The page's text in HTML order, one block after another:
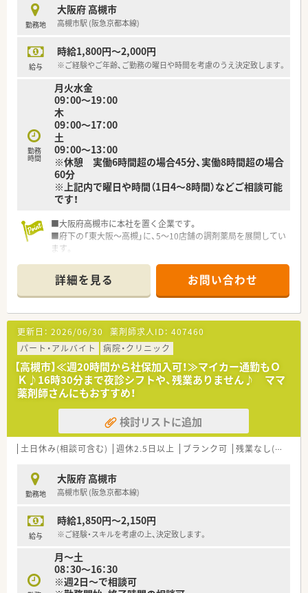
勤務地
大阪府 高槻市
高槻市駅 (阪急京都本線)
給与
時給1,800円～2,000円
※ご経験やご年齢、ご勤務の曜日や時間を考慮のうえ決定致します。
勤務
時間
月火水金
09：00～19：00
木
09：00～17：00
土
09：00～13：00
※休憩 実働6時間超の場合45分、実働8時間超の場合
60分
※上記内で曜日や時間（1日4～8時間）などご相談可能
です！
■大阪府高槻市に本社を置く企業です。
■府下の「東大阪～高槻」に、5～10店舗の調剤薬局を展開してい
ます。
詳細を見る お問い合わせ
更新日： 2026/06/30 薬剤師求人ID： 407460
パート・アルバイト
病院・クリニック
【高槻市】≪週20時間から社保加入可！≫マイカー通勤もＯ
Ｋ♪16時30分まで夜診シフトや、残業ありません♪ ママ
薬剤師さんにもおすすめ！
検討リストに追加
土日休み(相談可含む) 週休2.5日以上 ブランク可 残業なし(ほぼなし含む)
勤務地
大阪府 高槻市
高槻市駅 (阪急京都本線)
給与
時給1,850円～2,150円
※ご経験・スキルを考慮の上、決定致します。
月～土
08：30～16：30
※週2日～で相談可